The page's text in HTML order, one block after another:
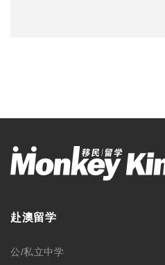
赴澳留学
公/私立中学